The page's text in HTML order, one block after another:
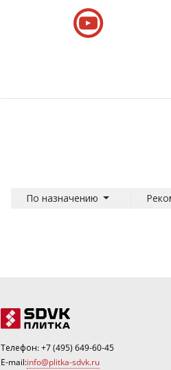
По назначению
Телефон:+7 (495) 649-60-45
E-mail:info@plitka-sdvk.ru